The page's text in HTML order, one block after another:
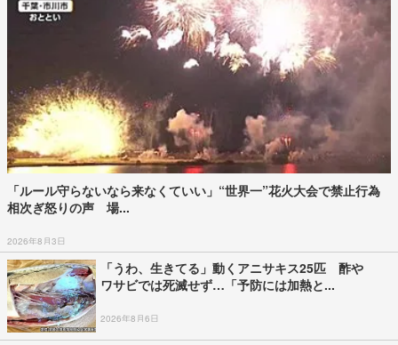
「ルール守らないなら来なくていい」“世界一”花火大会で禁止行為
相次ぎ怒りの声 場...
2026年8月3日
「うわ、生きてる」動くアニサキス25匹 酢や
ワサビでは死滅せず…「予防には加熱と...
2026年8月6日